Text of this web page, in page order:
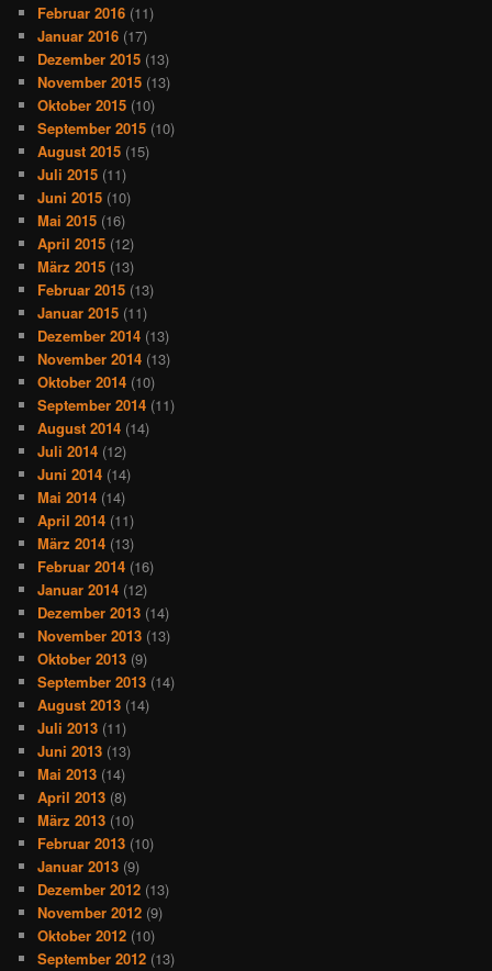
Februar 2016 (11)
Januar 2016 (17)
Dezember 2015 (13)
November 2015 (13)
Oktober 2015 (10)
September 2015 (10)
August 2015 (15)
Juli 2015 (11)
Juni 2015 (10)
Mai 2015 (16)
April 2015 (12)
März 2015 (13)
Februar 2015 (13)
Januar 2015 (11)
Dezember 2014 (13)
November 2014 (13)
Oktober 2014 (10)
September 2014 (11)
August 2014 (14)
Juli 2014 (12)
Juni 2014 (14)
Mai 2014 (14)
April 2014 (11)
März 2014 (13)
Februar 2014 (16)
Januar 2014 (12)
Dezember 2013 (14)
November 2013 (13)
Oktober 2013 (9)
September 2013 (14)
August 2013 (14)
Juli 2013 (11)
Juni 2013 (13)
Mai 2013 (14)
April 2013 (8)
März 2013 (10)
Februar 2013 (10)
Januar 2013 (9)
Dezember 2012 (13)
November 2012 (9)
Oktober 2012 (10)
September 2012 (13)